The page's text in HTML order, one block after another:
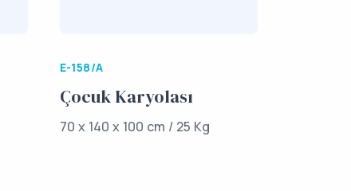
E-158/A
Çocuk Karyolası
70 x 140 x 100 cm / 25 Kg